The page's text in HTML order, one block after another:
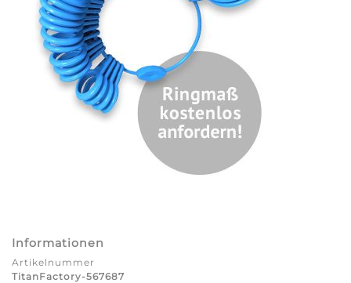
Informationen
Artikelnummer
TitanFactory-567687